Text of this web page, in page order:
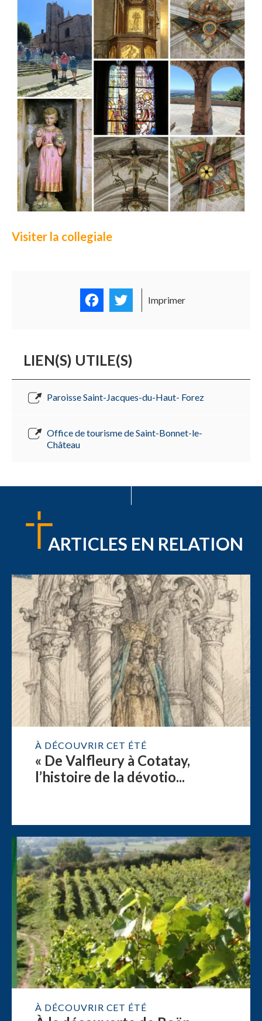
Visiter la collegiale
FacebookTwitter
Imprimer
LIEN(S) UTILE(S)
Paroisse Saint-Jacques-du-Haut- Forez
Office de tourisme de Saint-Bonnet-le-
Château
ARTICLES EN RELATION
À DÉCOUVRIR CET ÉTÉ
« De Valfleury à Cotatay,
l’histoire de la dévotio...
À DÉCOUVRIR CET ÉTÉ